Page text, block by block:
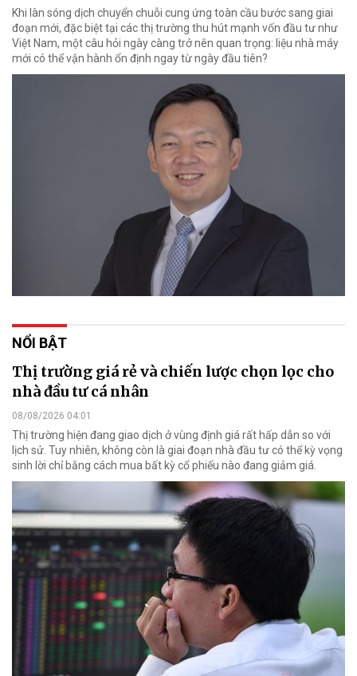
Khi làn sóng dịch chuyển chuỗi cung ứng toàn cầu bước sang giai
đoạn mới, đặc biệt tại các thị trường thu hút mạnh vốn đầu tư như
Việt Nam, một câu hỏi ngày càng trở nên quan trọng: liệu nhà máy
mới có thể vận hành ổn định ngay từ ngày đầu tiên?
NỔI BẬT
Thị trường giá rẻ và chiến lược chọn lọc cho
nhà đầu tư cá nhân
08/08/2026 04:01
Thị trường hiện đang giao dịch ở vùng định giá rất hấp dẫn so với
lịch sử. Tuy nhiên, không còn là giai đoạn nhà đầu tư có thể kỳ vọng
sinh lời chỉ bằng cách mua bất kỳ cổ phiếu nào đang giảm giá.